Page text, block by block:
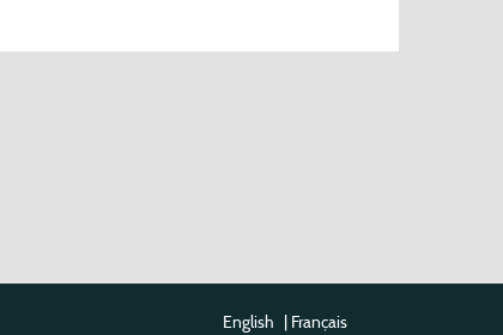
English | Français